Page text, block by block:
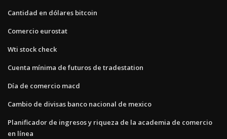
Cantidad en dólares bitcoin
Comercio eurostat
Wti stock check
Cuenta mínima de futuros de tradestation
Día de comercio macd
Cambio de divisas banco nacional de mexico
Planificador de ingresos y riqueza de la academia de comercio
en línea